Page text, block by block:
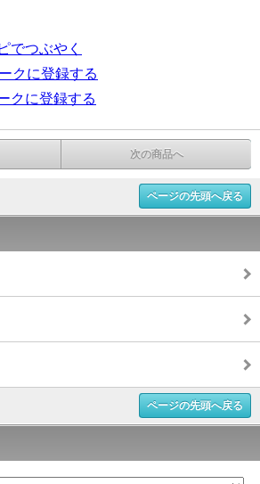
でつぶやく
クに登録する
クに登録する
次の商品へ
ページの先頭へ戻る
ページの先頭へ戻る